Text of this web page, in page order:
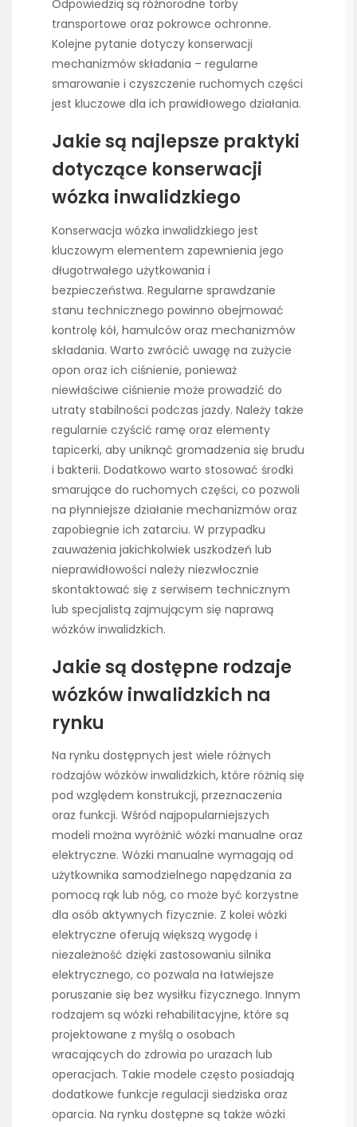
Odpowiedzią są różnorodne torby
transportowe oraz pokrowce ochronne.
Kolejne pytanie dotyczy konserwacji
mechanizmów składania – regularne
smarowanie i czyszczenie ruchomych części
jest kluczowe dla ich prawidłowego działania.
Jakie są najlepsze praktyki
dotyczące konserwacji
wózka inwalidzkiego
Konserwacja wózka inwalidzkiego jest
kluczowym elementem zapewnienia jego
długotrwałego użytkowania i
bezpieczeństwa. Regularne sprawdzanie
stanu technicznego powinno obejmować
kontrolę kół, hamulców oraz mechanizmów
składania. Warto zwrócić uwagę na zużycie
opon oraz ich ciśnienie, ponieważ
niewłaściwe ciśnienie może prowadzić do
utraty stabilności podczas jazdy. Należy także
regularnie czyścić ramę oraz elementy
tapicerki, aby uniknąć gromadzenia się brudu
i bakterii. Dodatkowo warto stosować środki
smarujące do ruchomych części, co pozwoli
na płynniejsze działanie mechanizmów oraz
zapobiegnie ich zatarciu. W przypadku
zauważenia jakichkolwiek uszkodzeń lub
nieprawidłowości należy niezwłocznie
skontaktować się z serwisem technicznym
lub specjalistą zajmującym się naprawą
wózków inwalidzkich.
Jakie są dostępne rodzaje
wózków inwalidzkich na
rynku
Na rynku dostępnych jest wiele różnych
rodzajów wózków inwalidzkich, które różnią się
pod względem konstrukcji, przeznaczenia
oraz funkcji. Wśród najpopularniejszych
modeli można wyróżnić wózki manualne oraz
elektryczne. Wózki manualne wymagają od
użytkownika samodzielnego napędzania za
pomocą rąk lub nóg, co może być korzystne
dla osób aktywnych fizycznie. Z kolei wózki
elektryczne oferują większą wygodę i
niezależność dzięki zastosowaniu silnika
elektrycznego, co pozwala na łatwiejsze
poruszanie się bez wysiłku fizycznego. Innym
rodzajem są wózki rehabilitacyjne, które są
projektowane z myślą o osobach
wracających do zdrowia po urazach lub
operacjach. Takie modele często posiadają
dodatkowe funkcje regulacji siedziska oraz
oparcia. Na rynku dostępne są także wózki